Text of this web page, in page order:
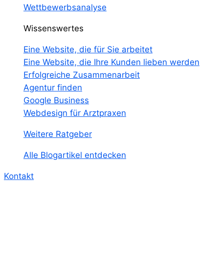
Wettbewerbsanalyse
Wissenswertes
Eine Website, die für Sie arbeitet
Eine Website, die Ihre Kunden lieben werden
Erfolgreiche Zusammenarbeit
Agentur finden
Google Business
Webdesign für Arztpraxen
Weitere Ratgeber
Alle Blogartikel entdecken
Kontakt